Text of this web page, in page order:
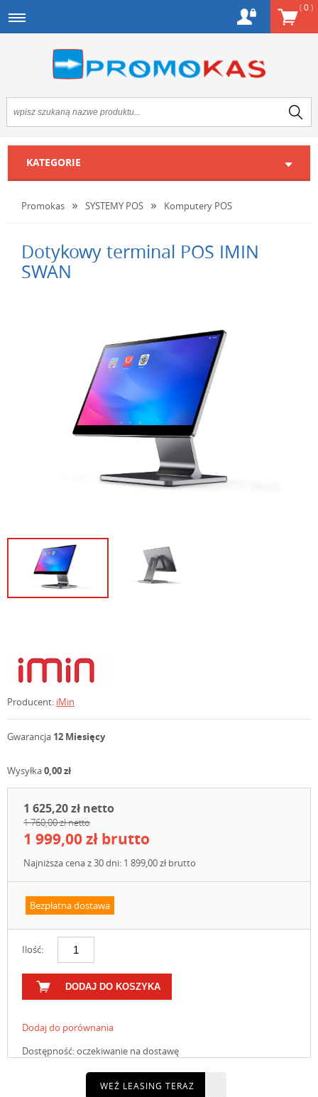
(0)
KATEGORIE
Promokas SYSTEMY POS Komputery POS
Dotykowy terminal POS IMIN
SWAN
Producent: iMin
Gwarancja 12 Miesięcy
Wysyłka0,00 zł
1 625,20 zł netto
1 760,00 zł netto
1 999,00 zł brutto
Najniższa cena z 30 dni: 1 899,00 zł brutto
Bezpłatna dostawa
Ilość:
DODAJ DO KOSZYKA
Dodaj do porównania
Dostępność:oczekiwanie na dostawę
WEŹ LEASING TERAZ